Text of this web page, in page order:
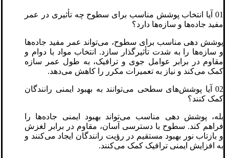
01 آیا انتخاب پوشش مناسب برای سطوح چه تأثیری در عمر
مفید جاده‌ها و سازه‌ها دارد؟
پوشش دهی مناسب برای سطوح، می‌تواند عمر مفید جاده‌ها
و سازه‌ها را به شدت تأثیرگذار سازد. انتخاب مواد با دوام و
مقاوم در برابر عوامل جوی و ترافیک، به طول عمر سازه
کمک می‌کند و نیاز به تعمیرات مکرر را کاهش می‌دهد.
02 آیا پوشش‌های سطحی می‌توانند به بهبود ایمنی رانندگان
کمک کنند؟
بله، پوشش دهی مناسب می‌تواند بهبود ایمنی جاده‌ها را
فراهم کند. سطوح با دسترسی آسان، مقاوم در برابر لغزش
و بازتاب نور بهبود مستقیم در رؤیت رانندگان ایجاد می‌کنند و
به افزایش ایمنی ترافیک کمک می‌کنند.